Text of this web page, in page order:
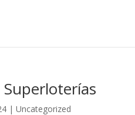
|Uncategorized